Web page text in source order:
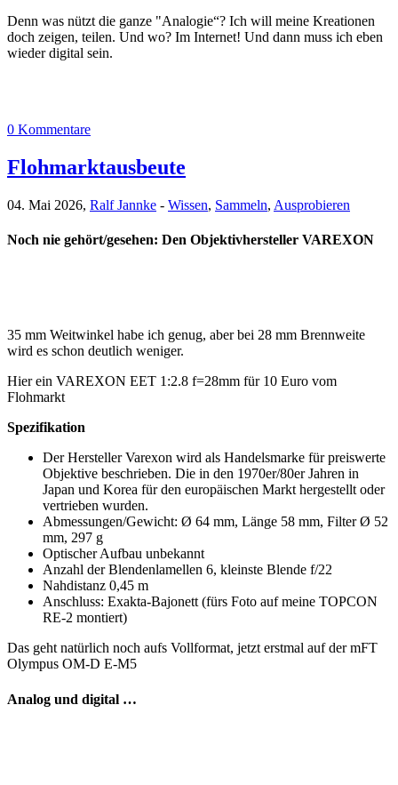
Denn was nützt die ganze "Analogie“? Ich will meine Kreationen
doch zeigen, teilen. Und wo? Im Internet! Und dann muss ich eben
wieder digital sein.
0 Kommentare
Flohmarktausbeute
04. Mai 2026, Ralf Jannke - Wissen, Sammeln, Ausprobieren
Noch nie gehört/gesehen: Den Objektivhersteller VAREXON
35 mm Weitwinkel habe ich genug, aber bei 28 mm Brennweite
wird es schon deutlich weniger.
Hier ein VAREXON EET 1:2.8 f=28mm für 10 Euro vom
Flohmarkt
Spezifikation
Der Hersteller Varexon wird als Handelsmarke für preiswerte
Objektive beschrieben. Die in den 1970er/80er Jahren in
Japan und Korea für den europäischen Markt hergestellt oder
vertrieben wurden.
Abmessungen/Gewicht: Ø 64 mm, Länge 58 mm, Filter Ø 52
mm, 297 g
Optischer Aufbau unbekannt
Anzahl der Blendenlamellen 6, kleinste Blende f/22
Nahdistanz 0,45 m
Anschluss: Exakta-Bajonett (fürs Foto auf meine TOPCON
RE-2 montiert)
Das geht natürlich noch aufs Vollformat, jetzt erstmal auf der mFT
Olympus OM-D E-M5
Analog und digital …